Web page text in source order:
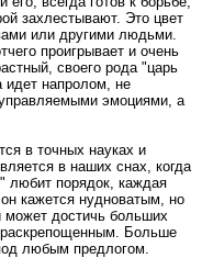
захлестывают. Это цвет
или другими людьми.
проигрывает и очень
своего рода "царь
напролом, не
эмоциями, а
в точных науках и
в наших снах, когда
любит порядок, каждая
кажется нудноватым, но
может достичь больших
раскрепощенным. Больше
любым предлогом.